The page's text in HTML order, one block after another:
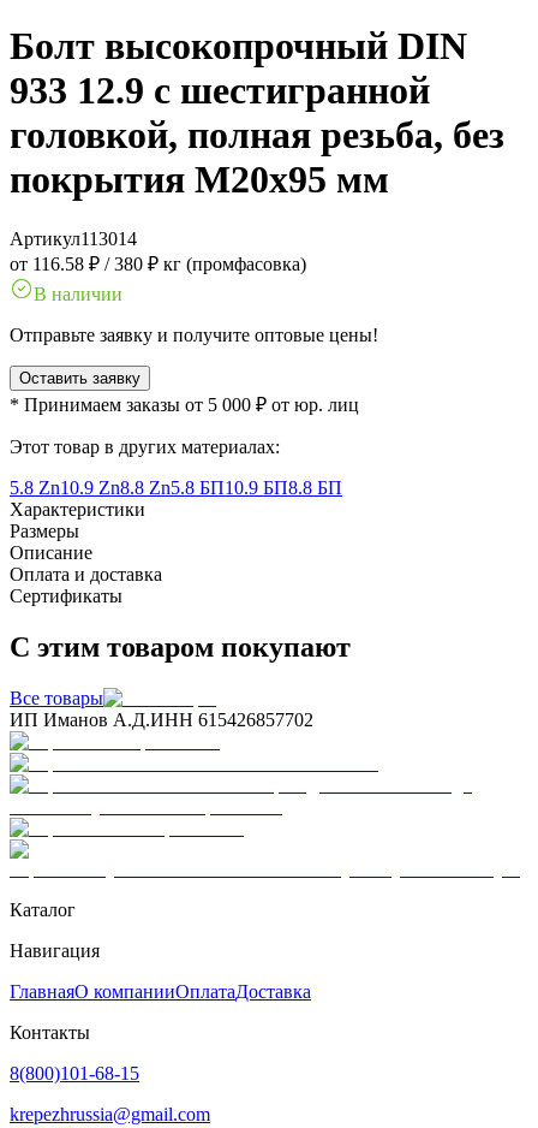
Болт высокопрочный DIN
933 12.9 с шестигранной
головкой, полная резьба, без
покрытия M20x95 мм
Артикул113014
от 116.58 ₽ /380 ₽ кг (промфасовка)
В наличии
Отправьте заявку и получите оптовые цены!
Оставить заявку
* Принимаем заказы от 5 000 ₽ от юр. лиц
Этот товар в других материалах:
5.8 Zn10.9 Zn8.8 Zn5.8 БП10.9 БП8.8 БП
Характеристики
Размеры
Описание
Оплата и доставка
Сертификаты
С этим товаром покупают
Все товары
ИП Иманов А.Д.ИНН 615426857702
Каталог
Навигация
ГлавнаяО компанииОплатаДоставка
Контакты
8(800)101-68-15
krepezhrussia@gmail.com